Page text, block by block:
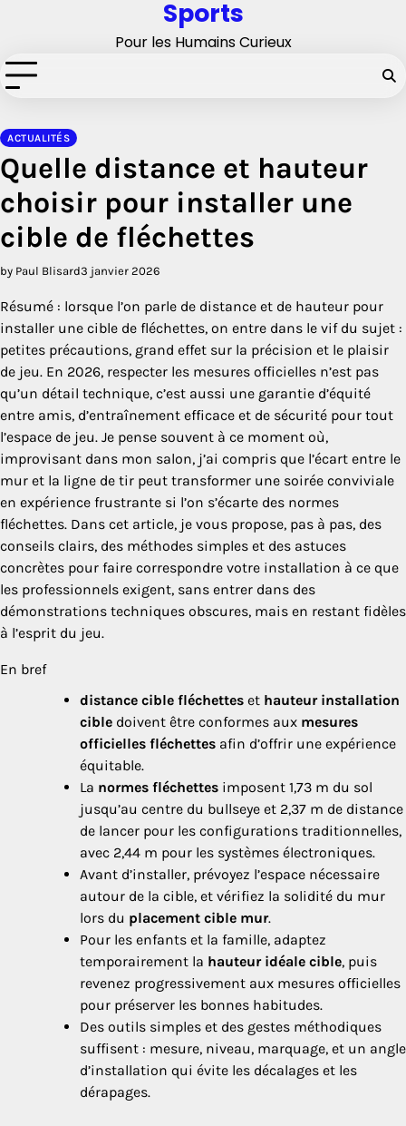
Sports
Pour les Humains Curieux
ACTUALITÉS
Quelle distance et hauteur
choisir pour installer une
cible de fléchettes
by Paul Blisard3 janvier 2026
Résumé : lorsque l’on parle de distance et de hauteur pour
installer une cible de fléchettes, on entre dans le vif du sujet :
petites précautions, grand effet sur la précision et le plaisir
de jeu. En 2026, respecter les mesures officielles n’est pas
qu’un détail technique, c’est aussi une garantie d’équité
entre amis, d’entraînement efficace et de sécurité pour tout
l’espace de jeu. Je pense souvent à ce moment où,
improvisant dans mon salon, j’ai compris que l’écart entre le
mur et la ligne de tir peut transformer une soirée conviviale
en expérience frustrante si l’on s’écarte des normes
fléchettes. Dans cet article, je vous propose, pas à pas, des
conseils clairs, des méthodes simples et des astuces
concrètes pour faire correspondre votre installation à ce que
les professionnels exigent, sans entrer dans des
démonstrations techniques obscures, mais en restant fidèles
à l’esprit du jeu.
En bref
distance cible fléchettes et hauteur installation
cible doivent être conformes aux mesures
officielles fléchettes afin d’offrir une expérience
équitable.
La normes fléchettes imposent 1,73 m du sol
jusqu’au centre du bullseye et 2,37 m de distance
de lancer pour les configurations traditionnelles,
avec 2,44 m pour les systèmes électroniques.
Avant d’installer, prévoyez l’espace nécessaire
autour de la cible, et vérifiez la solidité du mur
lors du placement cible mur.
Pour les enfants et la famille, adaptez
temporairement la hauteur idéale cible, puis
revenez progressivement aux mesures officielles
pour préserver les bonnes habitudes.
Des outils simples et des gestes méthodiques
suffisent : mesure, niveau, marquage, et un angle
d’installation qui évite les décalages et les
dérapages.